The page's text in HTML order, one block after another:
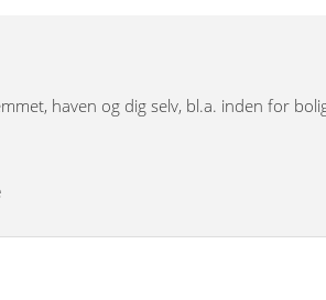
haven og dig selv, bl.a. inden for